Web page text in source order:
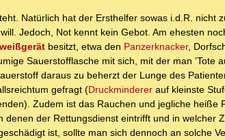
Natürlich hat der Ersthelfer sowas i.d.R. nicht
Jedoch, Not kennt kein Gebot. Am ehesten
besitzt, etwa den Panzerknacker,
Sauerstofflasche mit sich, mit der man 'Tote
daraus zu beherzt der Lunge des
gefragt (Druckminderer auf kleinste
Zudem ist das Rauchen und jegliche heiße
der Rettungsdienst eintrifft und in welcher
ist, sollte man sich dennoch an solche